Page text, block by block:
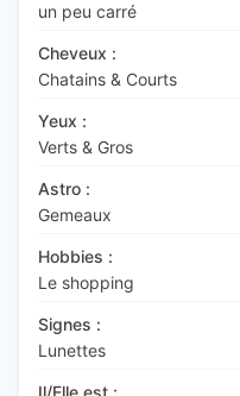
un peu carré
Cheveux :
Chatains & Courts
Yeux :
Verts & Gros
Astro :
Gemeaux
Hobbies :
Le shopping
Signes :
Lunettes
Il/Elle est :